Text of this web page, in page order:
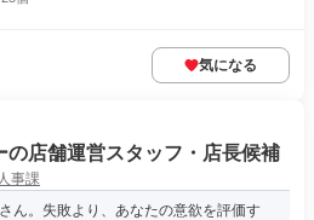
気になる
の店舗運営スタッフ・店長候補
事課
ん。失敗より、あなたの意欲を評価す